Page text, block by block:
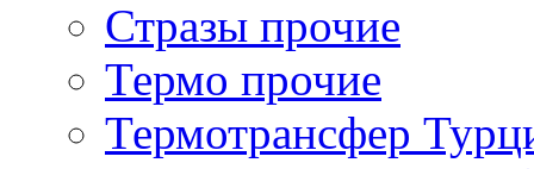
Стразы прочие
Термо прочие
Термотрансфер